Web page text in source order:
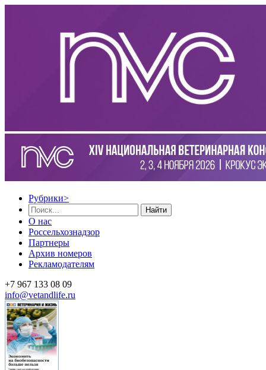
Рубрики>
Найти
О нас
Россельхознадзор
Партнеры
Архив номеров
Рекламодателям
+7 967 133 08 09
info@vetandlife.ru